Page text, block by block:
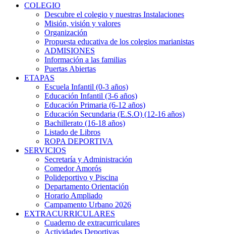
COLEGIO
Descubre el colegio y nuestras Instalaciones
Misión, visión y valores
Organización
Propuesta educativa de los colegios marianistas
ADMISIONES
Información a las familias
Puertas Abiertas
ETAPAS
Escuela Infantil (0-3 años)
Educación Infantil (3-6 años)
Educación Primaria (6-12 años)
Educación Secundaria (E.S.O) (12-16 años)
Bachillerato (16-18 años)
Listado de Libros
ROPA DEPORTIVA
SERVICIOS
Secretaría y Administración
Comedor Amorós
Polideportivo y Piscina
Departamento Orientación
Horario Ampliado
Campamento Urbano 2026
EXTRACURRICULARES
Cuaderno de extracurriculares
Actividades Deportivas